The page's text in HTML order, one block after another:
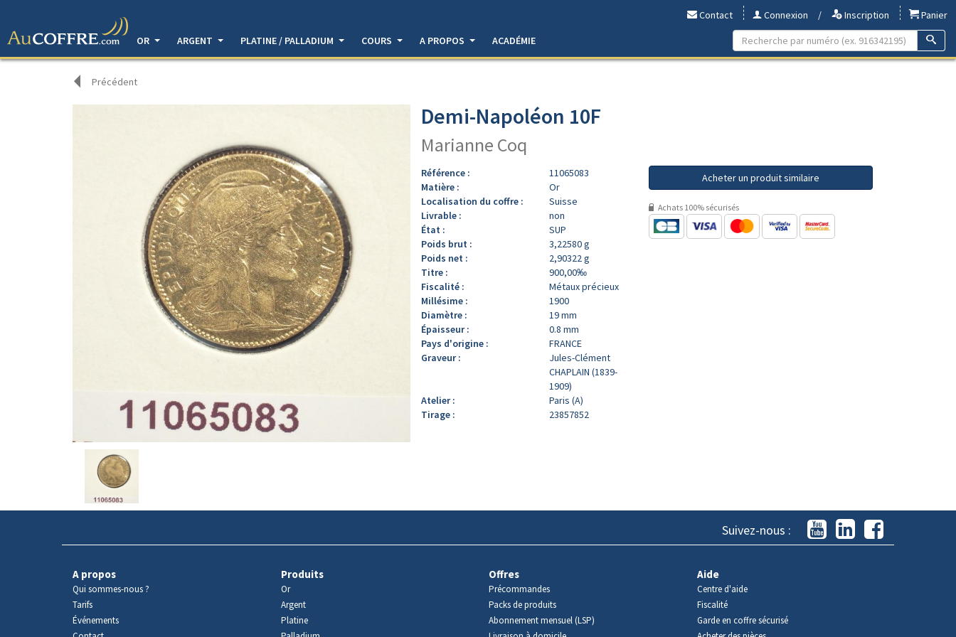
Contact Connexion / Inscription
Panier
OR
ARGENT PLATINE / PALLADIUM COURS A PROPOS ACADÉMIE
Précédent
Avers
produit
Demi-Napoléon 10F
Marianne Coq
Référence :
11065083
Matière :
Or
Localisation du coffre :
Suisse
Livrable :
non
État :
SUP
Poids brut :
3,22580 g
Poids net :
2,90322 g
Titre :
900,00‰
Fiscalité :
Métaux précieux
Millésime :
1900
Diamètre :
19 mm
Épaisseur :
0.8 mm
Pays d'origine :
FRANCE
Graveur :
Jules-Clément
CHAPLAIN (1839-
1909)
Atelier :
Paris (A)
Tirage :
23857852
Acheter un produit similaire
Achats 100% sécurisés
Suivez-nous :
A propos
Qui sommes-nous ?
Tarifs
Événements
Produits
Or
Argent
Platine
Offres
Précommandes
Packs de produits
Abonnement mensuel (LSP)
Aide
Centre d'aide
Fiscalité
Garde en coffre sécurisé